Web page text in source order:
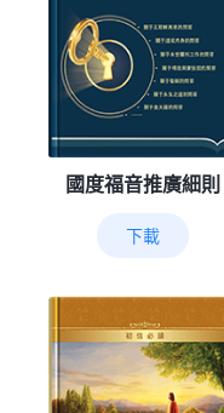
國度福音推廣細則
下載